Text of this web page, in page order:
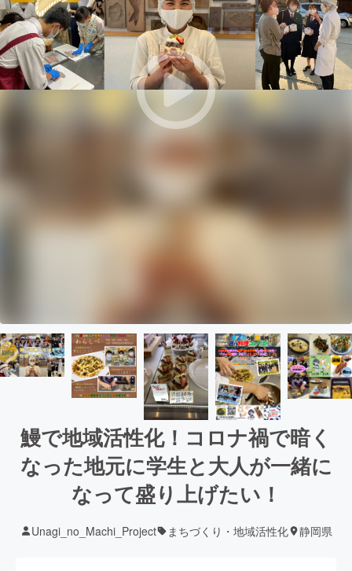
鰻で地域活性化！コロナ禍で暗く
なった地元に学生と大人が一緒に
なって盛り上げたい！
Unagi_no_Machi_Project まちづくり・地域活性化 静岡県